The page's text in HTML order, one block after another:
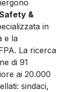
&
in
e la
La ricerca
di 91
ai 20.000
sindaci,